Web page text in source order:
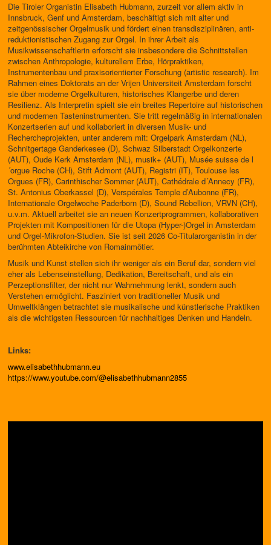
Die Tiroler Organistin Elisabeth Hubmann, zurzeit vor allem aktiv in
Innsbruck, Genf und Amsterdam, beschäftigt sich mit alter und
zeitgenössischer Orgelmusik und fördert einen transdisziplinären, anti-
reduktionistischen Zugang zur Orgel. In ihrer Arbeit als
Musikwissenschaftlerin erforscht sie insbesondere die Schnittstellen
zwischen Anthropologie, kulturellem Erbe, Hörpraktiken,
Instrumentenbau und praxisorientierter Forschung (artistic research). Im
Rahmen eines Doktorats an der Vrijen Universiteit Amsterdam forscht
sie über moderne Orgelkulturen, historisches Klangerbe und deren
Resilienz. Als Interpretin spielt sie ein breites Repertoire auf historischen
und modernen Tasteninstrumenten. Sie tritt regelmäßig in internationalen
Konzertserien auf und kollaboriert in diversen Musik- und
Rechercheprojekten, unter anderem mit: Orgelpark Amsterdam (NL),
Schnitgertage Ganderkesee (D), Schwaz Silberstadt Orgelkonzerte
(AUT), Oude Kerk Amsterdam (NL), musik+ (AUT), Musée suisse de l
´orgue Roche (CH), Stift Admont (AUT), Registri (IT), Toulouse les
Orgues (FR), Carinthischer Sommer (AUT), Cathédrale d´Annecy (FR),
St. Antonius Oberkassel (D), Verspérales Temple d’Aubonne (FR),
Internationale Orgelwoche Paderborn (D), Sound Rebellion, VRVN (CH),
u.v.m. Aktuell arbeitet sie an neuen Konzertprogrammen, kollaborativen
Projekten mit Kompositionen für die Utopa (Hyper-)Orgel in Amsterdam
und Orgel-Mikrofon-Studien. Sie ist seit 2026 Co-Titularorganistin in der
berühmten Abteikirche von Romainmôtier.
Musik und Kunst stellen sich ihr weniger als ein Beruf dar, sondern viel
eher als Lebenseinstellung, Dedikation, Bereitschaft, und als ein
Perzeptionsfilter, der nicht nur Wahrnehmung lenkt, sondern auch
Verstehen ermöglicht. Fasziniert von traditioneller Musik und
Umweltklängen betrachtet sie musikalische und künstlerische Praktiken
als die wichtigsten Ressourcen für nachhaltiges Denken und Handeln.
Links:
www.elisabethhubmann.eu
https://www.youtube.com/@elisabethhubmann2855